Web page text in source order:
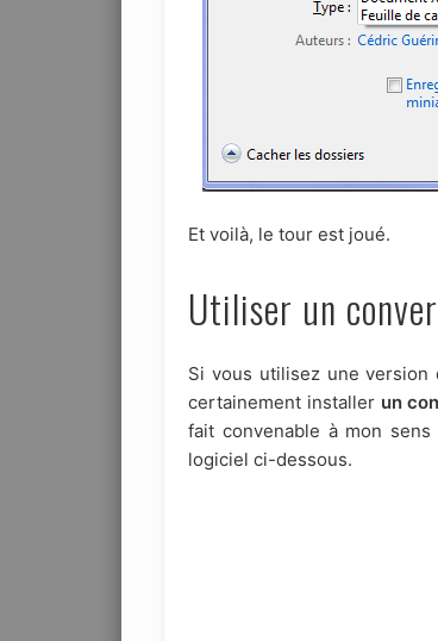
Et voilà, le tour est joué.
Utiliser un
Si vous utilisez une version
certainement installer un
fait convenable à mon sens
logiciel ci-dessous.